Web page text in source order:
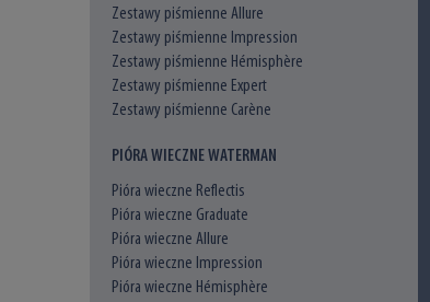
Zestawy piśmienne Allure
Zestawy piśmienne Impression
Zestawy piśmienne Hémisphère
Zestawy piśmienne Expert
Zestawy piśmienne Carène
PIÓRA WIECZNE WATERMAN
Pióra wieczne Reflectis
Pióra wieczne Graduate
Pióra wieczne Allure
Pióra wieczne Impression
Pióra wieczne Hémisphère